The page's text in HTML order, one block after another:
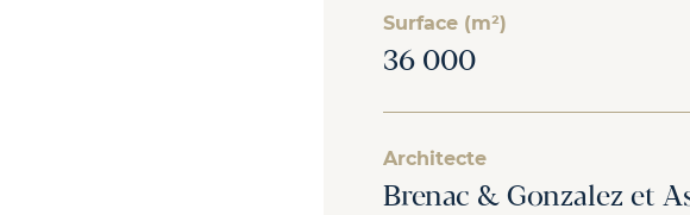
Surface (m²)
36 000
Architecte
Brenac & Gonzalez et